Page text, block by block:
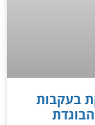
בעקבות